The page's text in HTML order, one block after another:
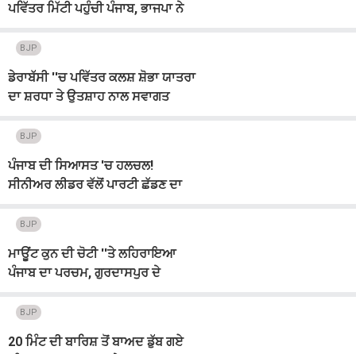
ਪਵਿੱਤਰ ਮਿੱਟੀ ਪਹੁੰਚੀ ਪੰਜਾਬ, ਭਾਜਪਾ ਨੇ
BJP
ਡੇਰਾਬੱਸੀ ''ਚ ਪਵਿੱਤਰ ਕਲਸ਼ ਸ਼ੋਭਾ ਯਾਤਰਾ
ਦਾ ਸ਼ਰਧਾ ਤੇ ਉਤਸ਼ਾਹ ਨਾਲ ਸਵਾਗਤ
BJP
ਪੰਜਾਬ ਦੀ ਸਿਆਸਤ 'ਚ ਹਲਚਲ!
ਸੀਨੀਅਰ ਲੀਡਰ ਵੱਲੋਂ ਪਾਰਟੀ ਛੱਡਣ ਦਾ
BJP
ਮਾਊਂਟ ਕੁਨ ਦੀ ਚੋਟੀ ''ਤੇ ਲਹਿਰਾਇਆ
ਪੰਜਾਬ ਦਾ ਪਰਚਮ, ਗੁਰਦਾਸਪੁਰ ਦੇ
BJP
20 ਮਿੰਟ ਦੀ ਬਾਰਿਸ਼ ਤੋਂ ਬਾਅਦ ਡੁੱਬ ਗਏ